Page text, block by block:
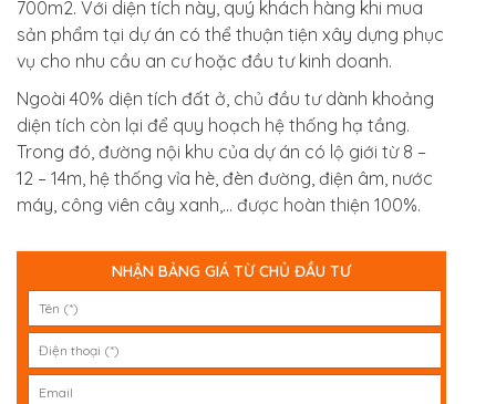
700m2. Với diện tích này, quý khách hàng khi mua
sản phẩm tại dự án có thể thuận tiện xây dựng phục
vụ cho nhu cầu an cư hoặc đầu tư kinh doanh.
Ngoài 40% diện tích đất ở, chủ đầu tư dành khoảng
diện tích còn lại để quy hoạch hệ thống hạ tầng.
Trong đó, đường nội khu của dự án có lộ giới từ 8 –
12 – 14m, hệ thống vỉa hè, đèn đường, điện âm, nước
máy, công viên cây xanh,… được hoàn thiện 100%.
NHẬN BẢNG GIÁ TỪ CHỦ ĐẦU TƯ